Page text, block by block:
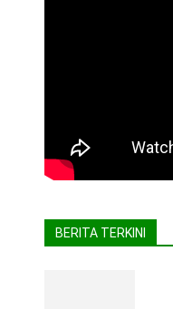
BERITA TERKINI